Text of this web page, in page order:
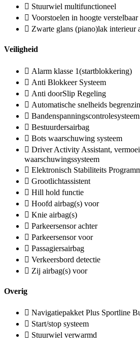
Stuurwiel multifunctioneel
Voorstoelen in hoogte verstelbaar
Zwarte glans (piano)lak interieur
Veiligheid
Alarm klasse 1(startblokkering)
Anti Blokkeer Systeem
Anti doorSlip Regeling
Automatische snelheids
Bandenspanningscontrolesysteem
Bestuurdersairbag
Bots waarschuwing systeem
Driver Activity Assistant,
waarschuwingssysteem
Elektronisch Stabiliteits
Grootlichtassistent
Hill hold functie
Hoofd airbag(s) voor
Knie airbag(s)
Parkeersensor achter
Parkeersensor voor
Passagiersairbag
Verkeersbord detectie
Zij airbag(s) voor
Overig
Navigatiepakket Plus Sportline
Start/stop systeem
Stuurwiel verwarmd